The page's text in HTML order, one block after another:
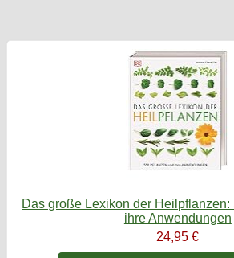
Das große Lexikon der Heilpflanzen:
ihre Anwendungen
24,95 €